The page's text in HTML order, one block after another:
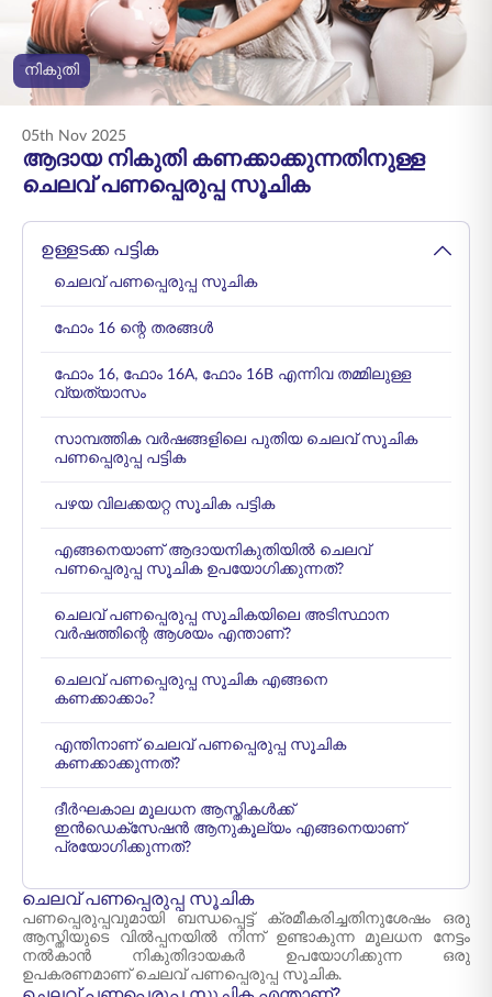
ENGLISH
ഓൺലൈനായി
വാങ്ങുക
പ്രീമിയം അടയ്ക്കുക
നികുതി
05th Nov 2025
ആദായ നികുതി കണക്കാക്കുന്നതിനുള്ള
ചെലവ് പണപ്പെരുപ്പ സൂചിക
ഉള്ളടക്ക പട്ടിക
ചെലവ് പണപ്പെരുപ്പ സൂചിക
ഫോം 16 ന്റെ തരങ്ങൾ
ഫോം 16, ഫോം 16A, ഫോം 16B എന്നിവ തമ്മിലുള്ള
വ്യത്യാസം
സാമ്പത്തിക വർഷങ്ങളിലെ പുതിയ ചെലവ് സൂചിക
പണപ്പെരുപ്പ പട്ടിക
പഴയ വിലക്കയറ്റ സൂചിക പട്ടിക
എങ്ങനെയാണ് ആദായനികുതിയിൽ ചെലവ്
പണപ്പെരുപ്പ സൂചിക ഉപയോഗിക്കുന്നത്?
ചെലവ് പണപ്പെരുപ്പ സൂചികയിലെ അടിസ്ഥാന
വർഷത്തിന്റെ ആശയം എന്താണ്?
ചെലവ് പണപ്പെരുപ്പ സൂചിക എങ്ങനെ
കണക്കാക്കാം?
എന്തിനാണ് ചെലവ് പണപ്പെരുപ്പ സൂചിക
കണക്കാക്കുന്നത്?
ദീർഘകാല മൂലധന ആസ്തികൾക്ക്
ഇൻഡെക്സേഷൻ ആനുകൂല്യം എങ്ങനെയാണ്
പ്രയോഗിക്കുന്നത്?
ചെലവ് പണപ്പെരുപ്പ സൂചിക
പണപ്പെരുപ്പവുമായി ബന്ധപ്പെട്ട് ക്രമീകരിച്ചതിനുശേഷം ഒരു
ആസ്തിയുടെ വിൽപ്പനയിൽ നിന്ന് ഉണ്ടാകുന്ന മൂലധന നേട്ടം
നൽകാൻ നികുതിദായകർ ഉപയോഗിക്കുന്ന ഒരു
ഉപകരണമാണ് ചെലവ് പണപ്പെരുപ്പ സൂചിക.